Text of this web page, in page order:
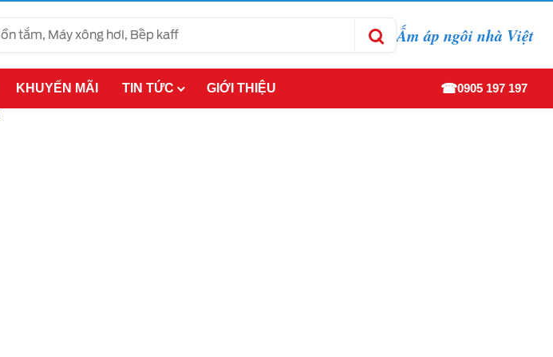
Ấm áp ngôi nhà Việt
KHUYẾN MÃI TIN TỨC GIỚI THIỆU ☎0905 197 197